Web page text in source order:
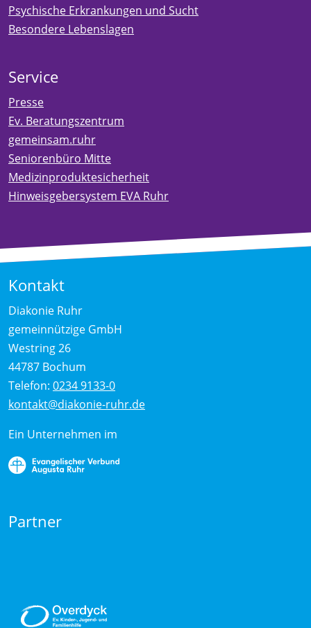
Psychische Erkrankungen und Sucht
Besondere Lebenslagen
Service
Presse
Ev. Beratungszentrum
gemeinsam.ruhr
Seniorenbüro Mitte
Medizinproduktesicherheit
Hinweisgebersystem EVA Ruhr
Kontakt
Diakonie Ruhr
gemeinnützige GmbH
Westring 26
44787 Bochum
Telefon: 0234 9133-0
kontakt@diakonie-ruhr.de
Ein Unternehmen im
Partner